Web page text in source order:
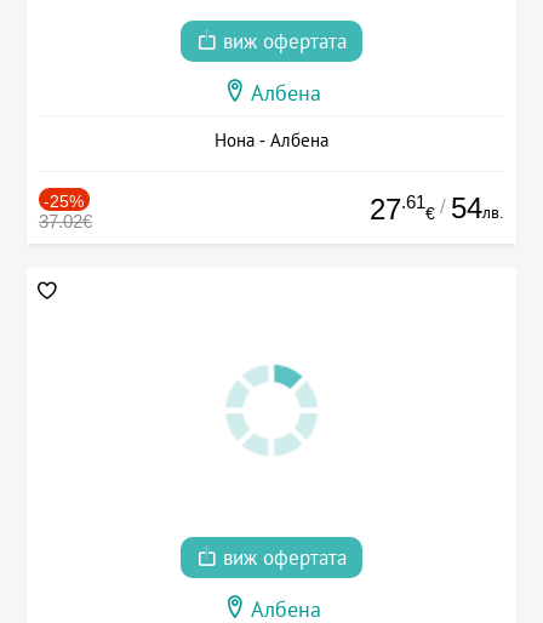
виж офертата
Албена
Нона - Албена
-25%
37.02€ 27.61
€ / 54лв.
виж офертата
Албена